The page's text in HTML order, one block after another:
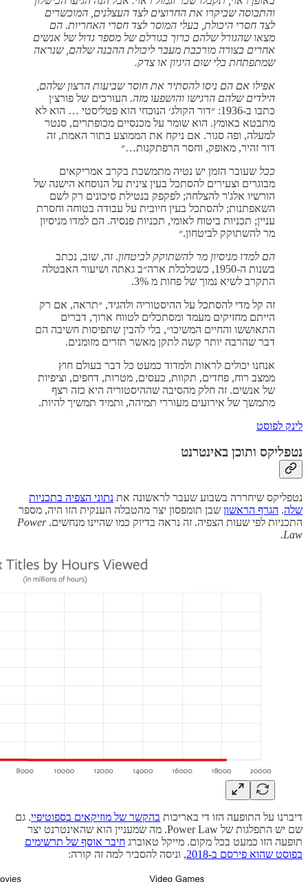
והתבוסה שביקרו את החרוצים לצד העצלנים, המוכשרים
לצד חסרי היכולת, בעלי המוסר לצד חסרי האחריות. הם
מצאו שהגורל שלהם כרוך בגורלם של מספר גדול של אנשים
אחרים בצורה מורכבת מעבר ליכולת ההבנה שלהם, שנראה
שמתפתחת בלי שום היגיון או צדק.
אפילו אם הם ניסו להסתיר את חוסר שביעות הרצון שלהם,
הילדים שלהם הרגישו והושפעו מזה. העורכים של פורצ׳ן
כתבו ב-1936: ״דור הקולג׳ הנוכחי הוא פטליסטי … הוא לא
מתבטא באומץ. הוא שומר על מכנסיים מכופתרים, סנטר
למעלה, ופה סגור. אם ניקח את הממוצע בתור האמת, זה
דור זהיר, מאופק, וחסר הרפתקנות…״
ככל שעובר הזמן יש נטיה מתמשכת בקרב אמריקאים
מבוגרים וצעירים להסתכל בעין צינית על הנוסחא הישנה של
הורשיו אלג'ר להצלחה; לפקפק בנטילת סיכונים רק לשם
השאפתנות; להסתכל בעין חיובית על עבודה בטוחה וחסרת
עניין; תכניות ביטוח לאומי, תכניות פנסיה. הם למדו מניסיון
מר להשתוקק לביטחון.״
הם למדו מניסיון מר להשתוקק לביטחון. זה, שוב, נכתב
בשנות ה-1950, כשכלכלת ארה״ב גאתה ושיעור האבטלה
התקרב לשיא נמוך של פחות מ 3%.
זה קל מדי להסתכל על ההיסטוריה ולהגיד, ״תראה, אם רק
הייתם מחזיקים מעמד ומסתכלים לטווח ארוך, דברים
התאוששו והחיים המשיכו״, בלי להבין שתפיסות חשיבה הם
דבר שהרבה יותר קשה לתקן מאשר תזרים מזומנים.
אנחנו יכולים לראות ולמדוד כמעט כל דבר בעולם חוץ
ממצב רוח, פחדים, תקוות, כעסים, מטרות, דחפים, וציפיות
של אנשים. זה חלק מהסיבה שההיסטוריה היא כזה רצף
מתמשך של אירועים מעוררי תמיהה, ותמיד תמשיך להיות.
לינק לפוסט
נטפליקס ותוכן באינטרנט
נטפליקס שיחררה בשבוע שעבר לראשונה את נתוני הצפיה בתכניות
שלה. הגרף הראשון שבן תומפסון יצר מהטבלה הענקית הזו היה, מספר
התכניות לפי שעות הצפיה. זה נראה בדיוק כמו שהיינו מנחשים.Power
Law.
דיברנו על התופעה הזו די באריכות בהקשר של מוזיקאים בספוטיפיי. גם
שם יש התפלגות של Power Law. מה שמעניין הוא שהאינטרנט יצר
תופעה הזו כמעט בכל מקום. מייקל טאוברג חיבר אוסף של תרשימים
בפוסט שהוא פירסם ב-2018
, וניסה להסביר למה זה קורה: